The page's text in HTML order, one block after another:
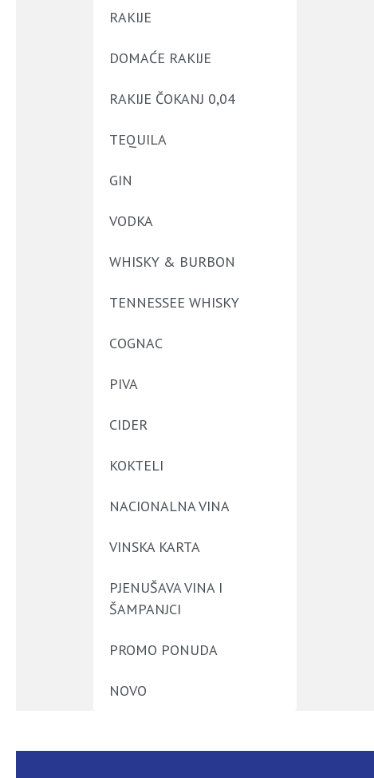
RAKIJE
DOMAĆE RAKIJE
RAKIJE ČOKANJ 0,04
TEQUILA
GIN
VODKA
WHISKY & BURBON
TENNESSEE WHISKY
COGNAC
PIVA
CIDER
KOKTELI
NACIONALNA VINA
VINSKA KARTA
PJENUŠAVA VINA I
ŠAMPANJCI
PROMO PONUDA
NOVO